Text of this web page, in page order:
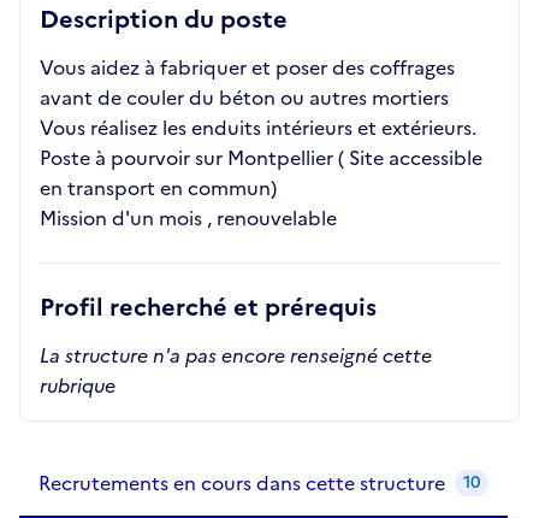
Description du poste
Vous aidez à fabriquer et poser des coffrages
avant de couler du béton ou autres mortiers
Vous réalisez les enduits intérieurs et extérieurs.
Poste à pourvoir sur Montpellier ( Site accessible
en transport en commun)
Mission d'un mois , renouvelable
Profil recherché et prérequis
La structure n'a pas encore renseigné cette
rubrique
Recrutements en cours dans cette structure 10